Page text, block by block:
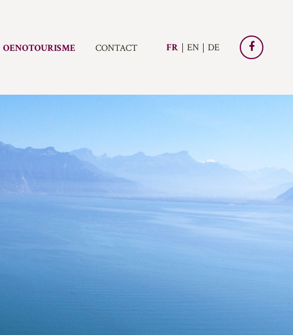
OENOTOURISME CONTACT FR EN DE